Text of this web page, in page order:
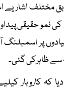
مختلف اشاریے
کی نمو حقیقی
پر اسمبلنگ
ظاہرکی گئی۔
کہ کاروبار